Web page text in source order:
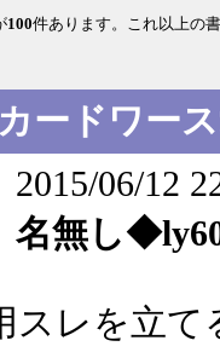
100件あります。これ以上の
ードワー
2015/06/12
名無し
スレを立て